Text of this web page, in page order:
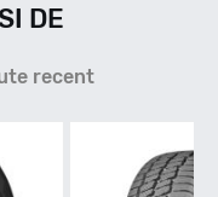
DE
recent